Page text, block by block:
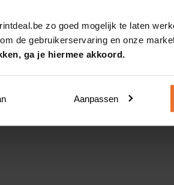
zo goed mogelijk te laten
de gebruikerservaring en onze
ga je hiermee akkoord.
Aanpassen